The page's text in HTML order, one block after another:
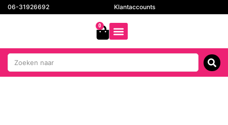
06-31926692 Klantaccounts
0